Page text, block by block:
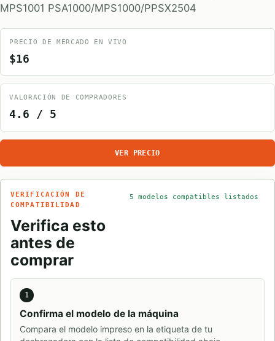
MPS1001 PSA1000/MPS1000/PPSX2504
PRECIO DE MERCADO EN VIVO
$16
VALORACIÓN DE COMPRADORES
4.6 / 5
VER PRECIO
VERIFICACIÓN DE
COMPATIBILIDAD
Verifica esto
antes de
comprar
5 modelos compatibles listados
1
Confirma el modelo de la máquina
Compara el modelo impreso en la etiqueta de tu